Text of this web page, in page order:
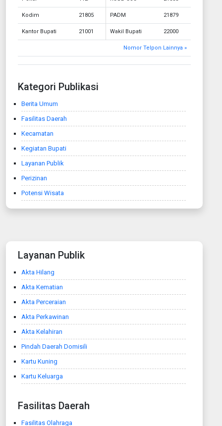
Kodim 21805 PADM 21879
Kantor Bupati 21001 Wakil Bupati 22000
Nomor Telpon Lainnya »
Kategori Publikasi
Berita Umum
Fasilitas Daerah
Kecamatan
Kegiatan Bupati
Layanan Publik
Perizinan
Potensi Wisata
Layanan Publik
Akta Hilang
Akta Kematian
Akta Perceraian
Akta Perkawinan
Akta Kelahiran
Pindah Daerah Domisili
Kartu Kuning
Kartu Keluarga
Fasilitas Daerah
Fasilitas Olahraga